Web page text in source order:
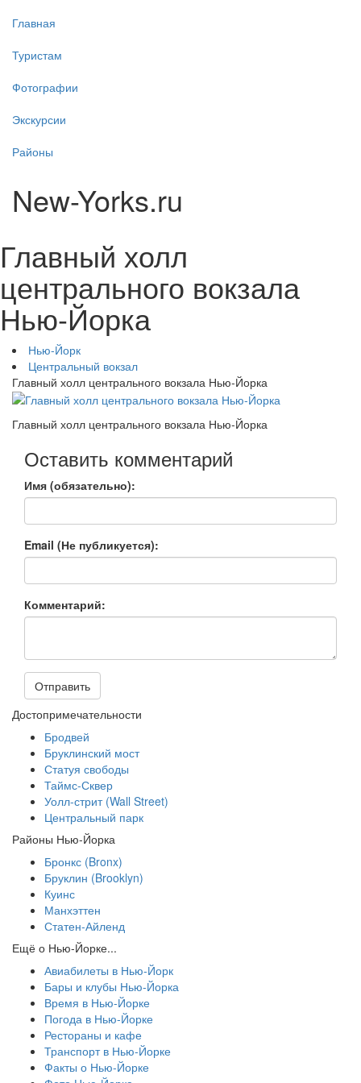
Главная
Туристам
Фотографии
Экскурсии
Районы
New-Yorks.ru
Главный холл
центрального вокзала
Нью-Йорка
Нью-Йорк
Центральный вокзал
Главный холл центрального вокзала Нью-Йорка
Главный холл центрального вокзала Нью-Йорка
Оставить комментарий
Имя (обязательно):
Email (Не публикуется):
Комментарий:
Отправить
Достопримечательности
Бродвей
Бруклинский мост
Статуя свободы
Таймс-Сквер
Уолл-стрит (Wall Street)
Центральный парк
Районы Нью-Йорка
Бронкс (Bronx)
Бруклин (Brooklyn)
Куинс
Манхэттен
Статен-Айленд
Ещё о Нью-Йорке...
Авиабилеты в Нью-Йорк
Бары и клубы Нью-Йорка
Время в Нью-Йорке
Погода в Нью-Йорке
Рестораны и кафе
Транспорт в Нью-Йорке
Факты о Нью-Йорке